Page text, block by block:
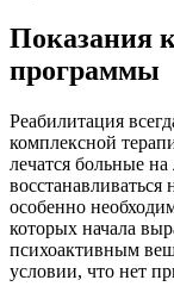
Показания
программы
Реабилитация
комплексной
лечатся больные
особенно
которых начала
психоактивным
условии, что нет